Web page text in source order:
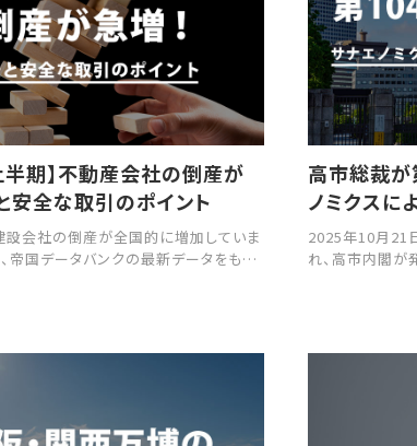
期】不動産会社の倒産が
安全な取引のポイント
設会社の倒産が全国的に増加していま
帝国データバンクの最新データをもと
高市総裁が
ノミクスに
2025年10月21
れ、高市内閣が